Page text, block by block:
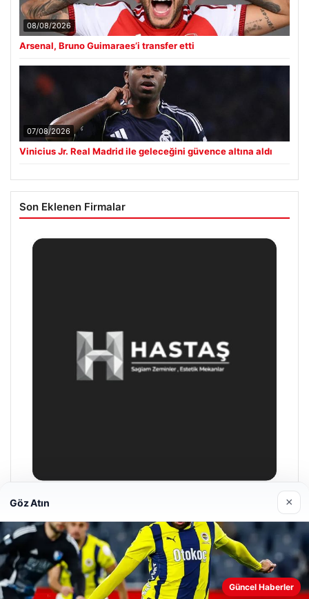
08/08/2026
Arsenal, Bruno Guimaraes’i transfer etti
07/08/2026
Vinicius Jr. Real Madrid ile geleceğini güvence altına aldı
Son Eklenen Firmalar
Prenses Night Club
29/04/2026
Web sitemizi nasıl kullandığınızı daha iyi anlayabilmek,
Göz Atın ×
Güncel Haberler